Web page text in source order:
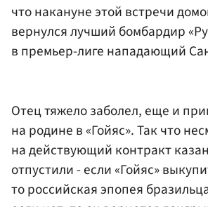
что накануне этой встречи
вернулся лучший бомбардир
в премьер-лиге нападающий
Отец тяжело заболел, еще и
на родине в «Гойяс». Так что
на действующий контракт
отпустили - если «Гойяс»
то российская эпопея